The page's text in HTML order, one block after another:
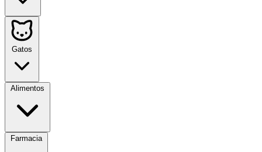
Gatos
Alimentos
Farmacia